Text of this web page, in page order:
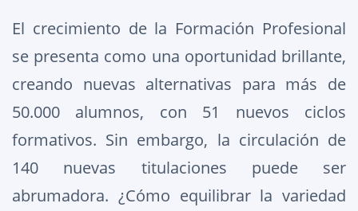
El crecimiento de la Formación Profesional
se presenta como una oportunidad brillante,
creando nuevas alternativas para más de
50.000 alumnos, con 51 nuevos ciclos
formativos. Sin embargo, la circulación de
140 nuevas titulaciones puede ser
abrumadora. ¿Cómo equilibrar la variedad